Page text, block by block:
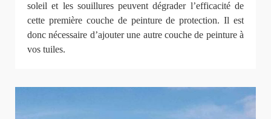
soleil et les souillures peuvent dégrader l’efficacité de
cette première couche de peinture de protection. Il est
donc nécessaire d’ajouter une autre couche de peinture à
vos tuiles.